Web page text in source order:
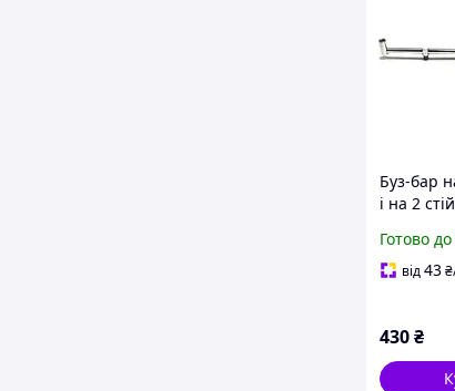
Буз-бар
і на 2
Готово
від43₴
430₴